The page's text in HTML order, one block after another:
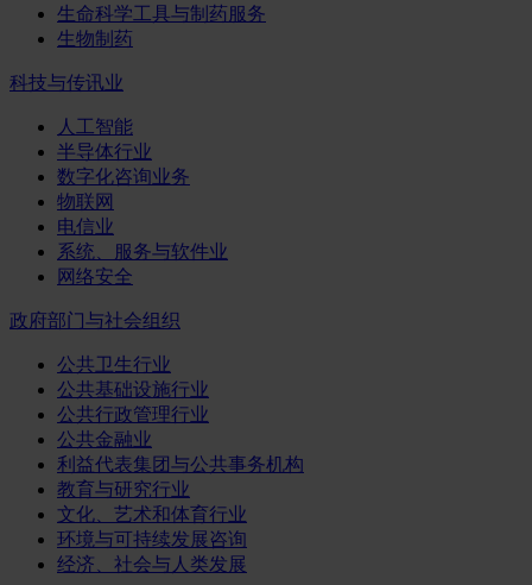
生命科学工具与制药服务
生物制药
科技与传讯业
人工智能
半导体行业
数字化咨询业务
物联网
电信业
系统、服务与软件业
网络安全
政府部门与社会组织
公共卫生行业
公共基础设施行业
公共行政管理行业
公共金融业
利益代表集团与公共事务机构
教育与研究行业
文化、艺术和体育行业
环境与可持续发展咨询
经济、社会与人类发展